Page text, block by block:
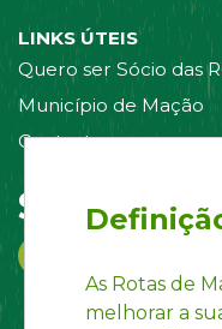
LINKS ÚTEIS
Quero ser Sócio das
Município de Mação
Contacte-nos
Siga-nos
As Rotas de
melhorar a